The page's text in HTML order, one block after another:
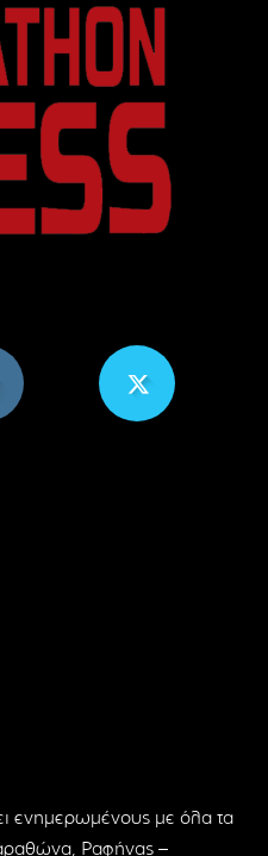
ενημερωμένους με όλα τα
Ραφήνας –